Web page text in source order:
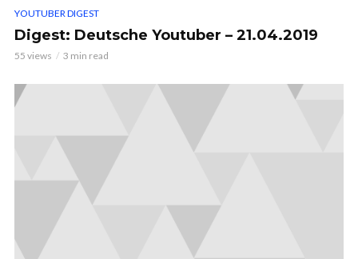
YOUTUBER DIGEST
Digest: Deutsche Youtuber – 21.04.2019
55 views 3 min read